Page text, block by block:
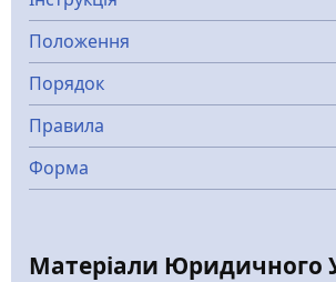
Положення
Порядок
Правила
Форма
Матеріали Юридичного